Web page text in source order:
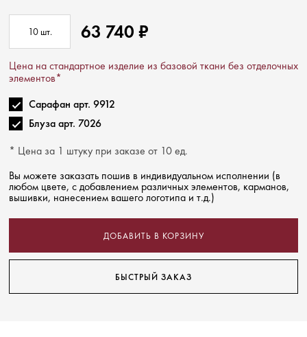
10шт. 63 740 ₽
Цена на стандартное изделие из базовой ткани без отделочных
элементов*
Сарафан арт. 9912
Блуза арт. 7026
* Цена за 1 штуку при заказе от 10 ед.
Вы можете заказать пошив в индивидуальном исполнении (в
любом цвете, с добавлением различных элементов, карманов,
вышивки, нанесением вашего логотипа и т.д.)
ДОБАВИТЬ В КОРЗИНУ
БЫСТРЫЙ ЗАКАЗ